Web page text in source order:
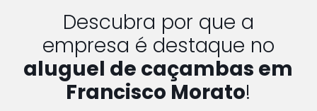
Descubra por que a
empresa é destaque no
aluguel de caçambas em
Francisco Morato!